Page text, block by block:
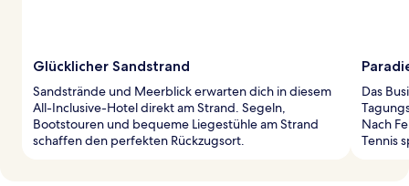
Glücklicher Sandstrand
Sandstrände und Meerblick erwarten dich in diesem
All-Inclusive-Hotel direkt am Strand. Segeln,
Bootstouren und bequeme Liegestühle am Strand
schaffen den perfekten Rückzugsort.
Das
Nach
Tennis